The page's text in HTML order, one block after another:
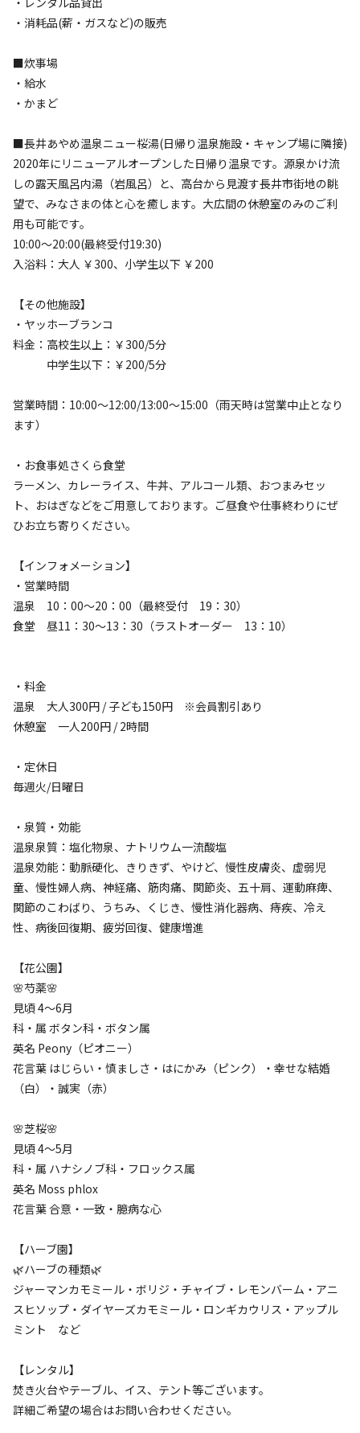
・消耗品(薪・ガスなど)の販売
■炊事場
・給水
・かまど
■長井あやめ温泉ニュー桜湯(日帰り温泉施設・キャンプ場に隣接)
2020年にリニューアルオープンした日帰り温泉です。源泉かけ流
しの露天風呂内湯（岩風呂）と、高台から見渡す長井市街地の眺
望で、みなさまの体と心を癒します。大広間の休憩室のみのご利
用も可能です。
10:00～20:00(最終受付19:30)
入浴料：大人 ￥300、小学生以下 ￥200
【その他施設】
・ヤッホーブランコ
料金：高校生以上：￥300/5分
中学生以下：￥200/5分
営業時間：10:00～12:00/13:00～15:00（雨天時は営業中止となり
ます）
・お食事処さくら食堂
ラーメン、カレーライス、牛丼、アルコール類、おつまみセッ
ト、おはぎなどをご用意しております。ご昼食や仕事終わりにぜ
ひお立ち寄りください。
【インフォメーション】
・営業時間
温泉 10：00～20：00（最終受付 19：30）
食堂 昼11：30～13：30（ラストオーダー 13：10）
・料金
温泉 大人300円 / 子ども150円 ※会員割引あり
休憩室 一人200円 / 2時間
・定休日
毎週火/日曜日
・泉質・効能
温泉泉質：塩化物泉、ナトリウム一流酸塩
温泉効能：動脈硬化、きりきず、やけど、慢性皮膚炎、虚弱児
童、慢性婦人病、神経痛、筋肉痛、関節炎、五十肩、運動麻痺、
関節のこわばり、うちみ、くじき、慢性消化器病、痔疾、冷え
性、病後回復期、疲労回復、健康増進
【花公園】
🌸芍薬🌸
見頃 4～6月
科・属 ボタン科・ボタン属
英名 Peony（ピオニー）
花言葉 はじらい・慎ましさ・はにかみ（ピンク）・幸せな結婚
（白）・誠実（赤）
🌸芝桜🌸
見頃 4～5月
科・属 ハナシノブ科・フロックス属
英名 Moss phlox
花言葉 合意・一致・臆病な心
【ハーブ園】
🌿ハーブの種類🌿
ジャーマンカモミール・ボリジ・チャイブ・レモンバーム・アニ
スヒソップ・ダイヤーズカモミール・ロンギカウリス・アップル
ミント など
【レンタル】
焚き火台やテーブル、イス、テント等ございます。
詳細ご希望の場合はお問い合わせください。
#アスレチック・遊具
#
レンタルあり
キャンペーン
キャンプ場からのお知らせ
2026.6.10更新
ご予約の件でお願い事項です
令和7年12月～翌年3月迄
・オートサイトキャンプ場　12/１~3/31閉鎖
・フリーサイトキャンプ場　12/30~1/7閉鎖
（1/8から冬キャンプで営業します）
・トレラーハウス小タイプ　12/1~3/31閉鎖
い合わせいただければありがたいです。
基本ゴミはお持ち帰りです。
利用タイプ
宿泊 日帰り
チェックイン チェックアウト
検索対象
❶ フリーサイト
地面 : 砂利 定員 : 5名
料金目安：2,000円/泊